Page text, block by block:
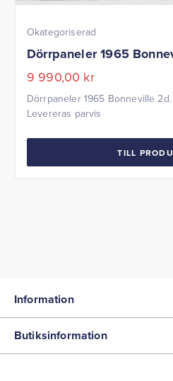
Okategoriserad
Dörrpaneler 1965
9 990,00 kr
Dörrpaneler 1965 Bonneville
Levereras parvis
TILL
Information
Butiksinformation